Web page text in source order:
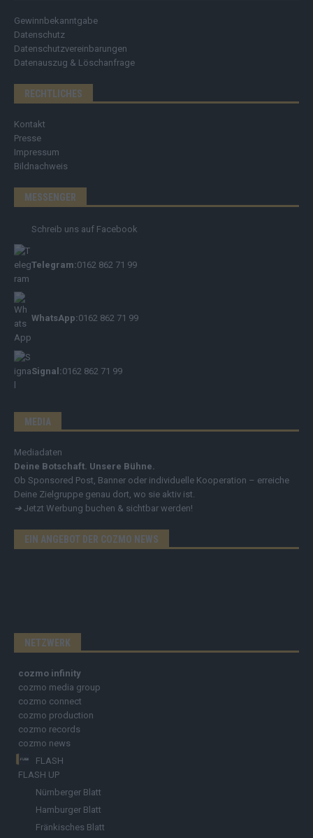
Gewinnbekanntgabe
Datenschutz
Datenschutzvereinbarungen
Datenauszug & Löschanfrage
RECHTLICHES
Kontakt
Presse
Impressum
Bildnachweis
MESSENGER
Schreib uns auf Facebook
Telegram:0162 862 71 99
WhatsApp:0162 862 71 99
Signal:0162 862 71 99
MEDIA
Mediadaten
Deine Botschaft. Unsere Bühne.
Ob Sponsored Post, Banner oder individuelle Kooperation – erreiche
Deine Zielgruppe genau dort, wo sie aktiv ist.
➔ Jetzt Werbung buchen & sichtbar werden!
EIN ANGEBOT DER COZMO NEWS
NETZWERK
cozmo infinity
cozmo media group
cozmo connect
cozmo production
cozmo records
cozmo news
FLASH
FLASH UP
Nürnberger Blatt
Hamburger Blatt
Fränkisches Blatt